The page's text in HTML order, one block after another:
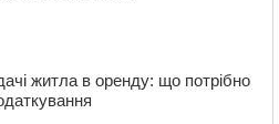
житла в оренду: що потрібно